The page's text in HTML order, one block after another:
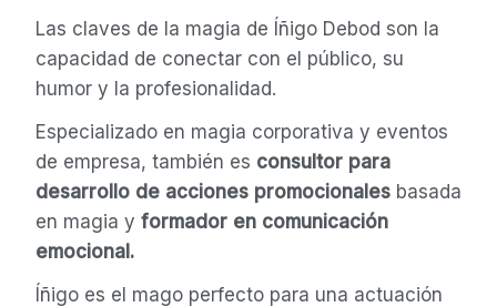
Las claves de la magia de Íñigo Debod son la
capacidad de conectar con el público, su
humor y la profesionalidad.
Especializado en magia corporativa y eventos
de empresa, también es consultor para
desarrollo de acciones promocionalesbasada
en magia y formador en comunicación
emocional.
Íñigo es el mago perfecto para una actuación